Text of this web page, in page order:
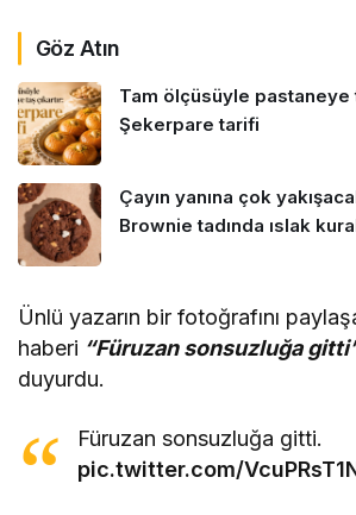
Göz Atın
Tam ölçüsüyle pastaneye
Şekerpare tarifi
Çayın yanına çok
Brownie tadında ıslak
Ünlü yazarın bir fotoğrafını
haberi “Füruzan sonsuzluğa
duyurdu.
Füruzan sonsuzluğa gitti.
pic.twitter.com/